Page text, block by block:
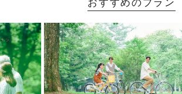
おすすめのプラン